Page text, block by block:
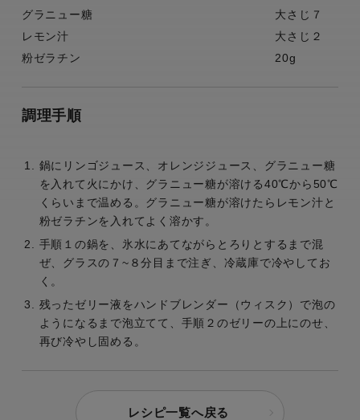
グラニュー糖
大さじ７
レモン汁
大さじ２
粉ゼラチン
20g
調理手順
鍋にリンゴジュース、オレンジジュース、グラニュー糖
を入れて火にかけ、グラニュー糖が溶ける40℃から50℃
くらいまで温める。グラニュー糖が溶けたらレモン汁と
粉ゼラチンを入れてよく溶かす。
手順１の鍋を、氷水にあてながらとろりとするまで混
ぜ、グラスの７~８分目まで注ぎ、冷蔵庫で冷やしてお
く。
残ったゼリー液をハンドブレンダー（ウィスク）で泡の
ようになるまで泡立てて、手順２のゼリーの上にのせ、
再び冷やし固める。
レシピ一覧へ戻る